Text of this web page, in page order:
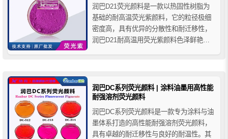
润巴D21荧光颜料是一款以热固性树脂为
基础的耐高温荧光紫颜料，它的粒径极细
密度高，具有优异的分散性和耐迁移性，
润巴D21耐高温用荧光紫颜料色泽鲜艳亮
润巴DC系列荧光颜料 | 涂料油墨用高性能
耐强溶剂荧光颜料
润巴DC系列荧光颜料是一款专为涂料与油
墨体系打造的高性能耐强溶剂荧光颜料，
具有卓越的耐迁移性与良好的耐温性。其